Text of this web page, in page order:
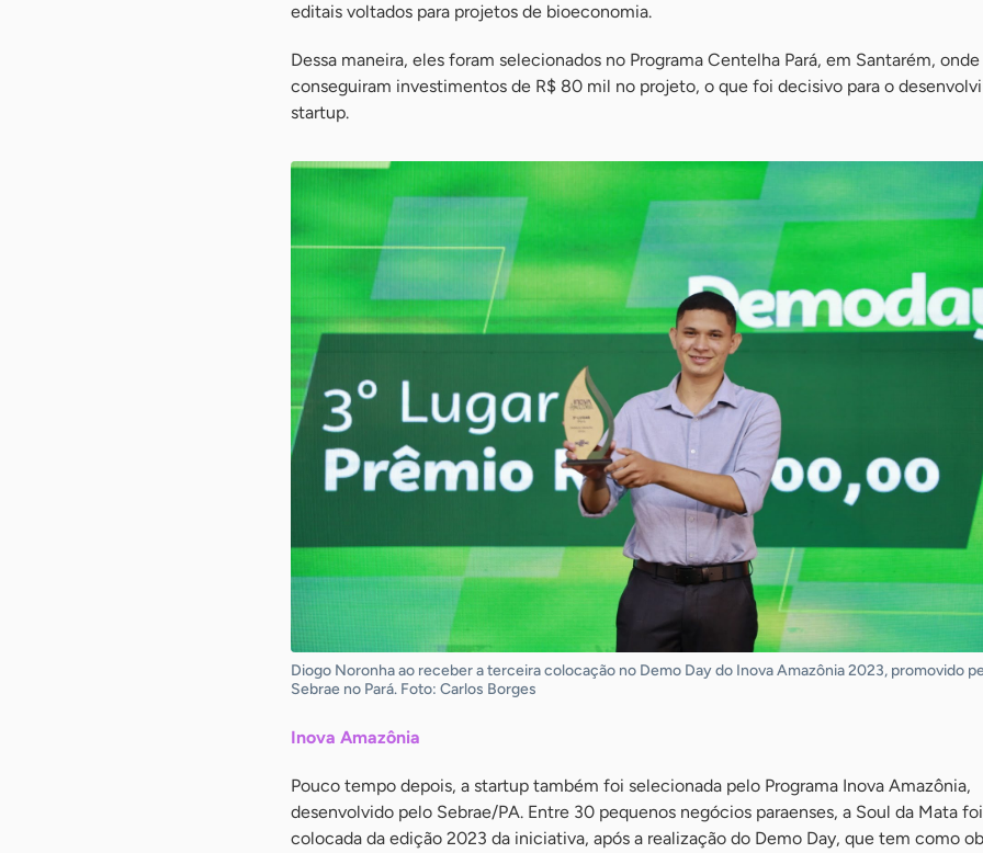
editais voltados para projetos de bioeconomia.
Dessa maneira, eles foram selecionados no Programa Centelha Pará, em Santarém, onde
conseguiram investimentos de R$ 80 mil no projeto, o que foi decisivo para o
startup.
Diogo Noronha ao receber a terceira colocação no Demo Day do Inova Amazônia 2023, promovido
Sebrae no Pará. Foto: Carlos Borges
Inova Amazônia
Pouco tempo depois, a startup também foi selecionada pelo Programa Inova Amazônia,
desenvolvido pelo Sebrae/PA. Entre 30 pequenos negócios paraenses, a Soul da Mata
colocada da edição 2023 da iniciativa, após a realização do Demo Day, que tem como